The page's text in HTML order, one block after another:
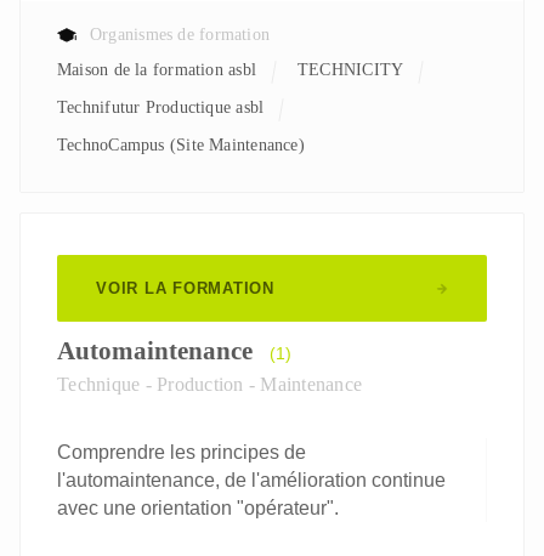
Organismes de formation
Maison de la formation asbl
TECHNICITY
Technifutur Productique asbl
TechnoCampus (Site Maintenance)
VOIR LA FORMATION
Automaintenance (1)
Technique - Production - Maintenance
Comprendre les principes de
l'automaintenance, de l'amélioration continue
avec une orientation "opérateur".